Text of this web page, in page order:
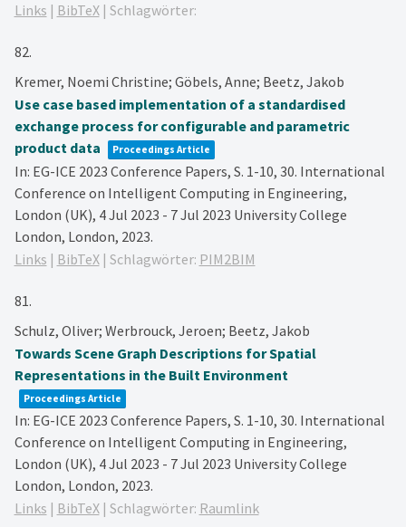
Links | BibTeX| Schlagwörter:
82.
Kremer, Noemi Christine; Göbels, Anne; Beetz, Jakob
Use case based implementation of a standardised
exchange process for configurable and parametric
product data
Proceedings Article
In: EG-ICE 2023 Conference Papers, S. 1-10, 30. International
Conference on Intelligent Computing in Engineering,
London (UK), 4 Jul 2023 - 7 Jul 2023 University College
London, London, 2023.
Links | BibTeX| Schlagwörter: PIM2BIM
81.
Schulz, Oliver; Werbrouck, Jeroen; Beetz, Jakob
Towards Scene Graph Descriptions for Spatial
Representations in the Built Environment
Proceedings Article
In: EG-ICE 2023 Conference Papers, S. 1-10, 30. International
Conference on Intelligent Computing in Engineering,
London (UK), 4 Jul 2023 - 7 Jul 2023 University College
London, London, 2023.
Links | BibTeX| Schlagwörter: Raumlink